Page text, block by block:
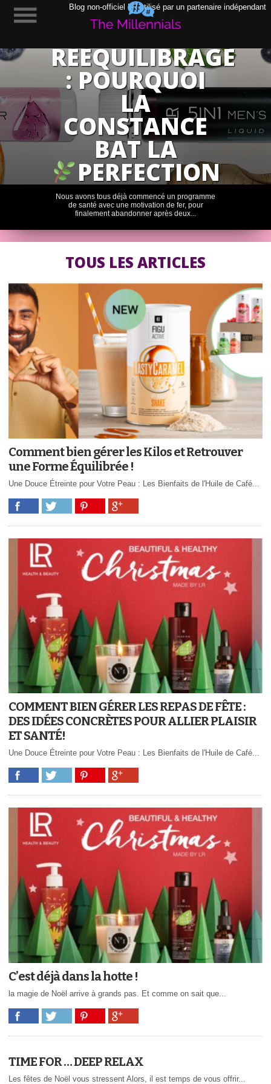
Blog non-officiel LR utilisé par un partenaire indépendant
LA RÈGLE
D’OR DU
RÉÉQUILIBRAGE
: POURQUOI
LA
CONSTANCE
BAT LA
PERFECTION
Nous avons tous déjà commencé un programme
de santé avec une motivation de fer, pour
finalement abandonner après deux...
TOUS LES ARTICLES
Comment bien gérer les Kilos et Retrouver
une Forme Équilibrée !
Une Douce Étreinte pour Votre Peau : Les Bienfaits de l'Huile de Café...
COMMENT BIEN GÉRER LES REPAS DE FÊTE :
DES IDÉES CONCRÈTES POUR ALLIER PLAISIR
ET SANTÉ!
Une Douce Étreinte pour Votre Peau : Les Bienfaits de l'Huile de Café...
C’est déjà dans la hotte !
la magie de Noël arrive à grands pas. Et comme on sait que...
TIME FOR … DEEP RELAX
Les fêtes de Noël vous stressent Alors, il est temps de vous offrir...